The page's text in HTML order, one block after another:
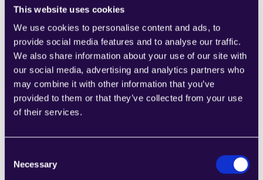
This website uses cookies
We use cookies to personalise content and ads, to
provide social media features and to analyse our traffic.
We also share information about your use of our site with
our social media, advertising and analytics partners who
may combine it with other information that you’ve
provided to them or that they’ve collected from your use
of their services.
Selection
Necessary
اجمع الأقسام من مجموعة من الفئات لتجميع
الصفحات بسهولة التي تلبي احتياجات عملك
المتنامي.
Learn more
2markdown